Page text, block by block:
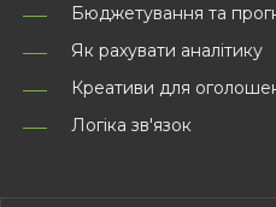
Бюджетування та
Як рахувати аналітику
Креативи для
Логіка зв'язок